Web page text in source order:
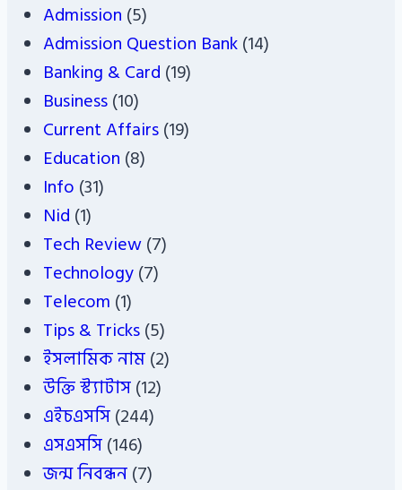
Admission (5)
Admission Question Bank(14)
Banking & Card (19)
Business(10)
Current Affairs(19)
Education (8)
Info (31)
Nid (1)
Tech Review(7)
Technology(7)
Telecom (1)
Tips & Tricks(5)
ইসলামিক নাম(2)
উক্তি স্ট্যাটাস(12)
এইচএসসি(244)
এসএসসি(146)
জন্ম নিবন্ধন(7)